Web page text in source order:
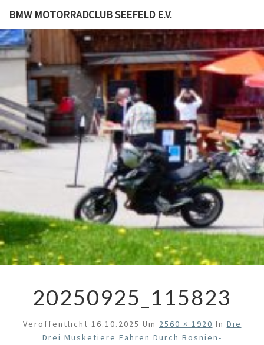
BMW MOTORRADCLUB SEEFELD E.V.
20250925_115823
Veröffentlicht 16.10.2025 Um 2560 × 1920 In Die
Drei Musketiere Fahren Durch Bosnien-